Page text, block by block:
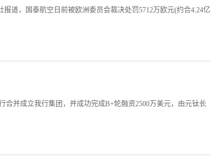
道，国泰航空日前被欧洲委员会裁决处罚5712万欧元(约合4.24亿
合并成立我行集团，并成功完成B+轮融资2500万美元，由元钛长